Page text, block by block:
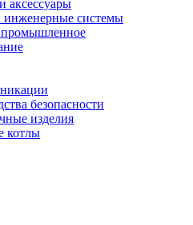
аксессуары
инженерные системы
промышленное
безопасности
изделия
котлы